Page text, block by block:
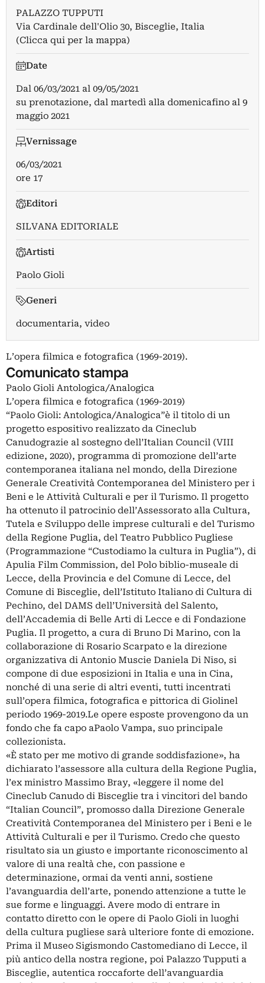
PALAZZO TUPPUTI
Via Cardinale dell'Olio 30, Bisceglie, Italia
(Clicca qui per la mappa)
Date
Dal 06/03/2021 al 09/05/2021
su prenotazione, dal martedì alla domenicafino al 9
maggio 2021
Vernissage
06/03/2021
ore 17
Editori
SILVANA EDITORIALE
Artisti
Paolo Gioli
Generi
documentaria, video
L’opera filmica e fotografica (1969-2019).
Comunicato stampa
Paolo Gioli Antologica/Analogica
L’opera filmica e fotografica (1969-2019)
“Paolo Gioli: Antologica/Analogica”è il titolo di un
progetto espositivo realizzato da Cineclub
Canudograzie al sostegno dell’Italian Council (VIII
edizione, 2020), programma di promozione dell’arte
contemporanea italiana nel mondo, della Direzione
Generale Creatività Contemporanea del Ministero per i
Beni e le Attività Culturali e per il Turismo. Il progetto
ha ottenuto il patrocinio dell’Assessorato alla Cultura,
Tutela e Sviluppo delle imprese culturali e del Turismo
della Regione Puglia, del Teatro Pubblico Pugliese
(Programmazione “Custodiamo la cultura in Puglia”), di
Apulia Film Commission, del Polo biblio-museale di
Lecce, della Provincia e del Comune di Lecce, del
Comune di Bisceglie, dell’Istituto Italiano di Cultura di
Pechino, del DAMS dell’Università del Salento,
dell’Accademia di Belle Arti di Lecce e di Fondazione
Puglia. Il progetto, a cura di Bruno Di Marino, con la
collaborazione di Rosario Scarpato e la direzione
organizzativa di Antonio Muscie Daniela Di Niso, si
compone di due esposizioni in Italia e una in Cina,
nonché di una serie di altri eventi, tutti incentrati
sull’opera filmica, fotografica e pittorica di Giolinel
periodo 1969-2019.Le opere esposte provengono da un
fondo che fa capo aPaolo Vampa, suo principale
collezionista.
«È stato per me motivo di grande soddisfazione», ha
dichiarato l’assessore alla cultura della Regione Puglia,
l’ex ministro Massimo Bray, «leggere il nome del
Cineclub Canudo di Bisceglie tra i vincitori del bando
“Italian Council”, promosso dalla Direzione Generale
Creatività Contemporanea del Ministero per i Beni e le
Attività Culturali e per il Turismo. Credo che questo
risultato sia un giusto e importante riconoscimento al
valore di una realtà che, con passione e
determinazione, ormai da venti anni, sostiene
l’avanguardia dell’arte, ponendo attenzione a tutte le
sue forme e linguaggi. Avere modo di entrare in
contatto diretto con le opere di Paolo Gioli in luoghi
della cultura pugliese sarà ulteriore fonte di emozione.
Prima il Museo Sigismondo Castomediano di Lecce, il
più antico della nostra regione, poi Palazzo Tupputi a
Bisceglie, autentica roccaforte dell’avanguardia